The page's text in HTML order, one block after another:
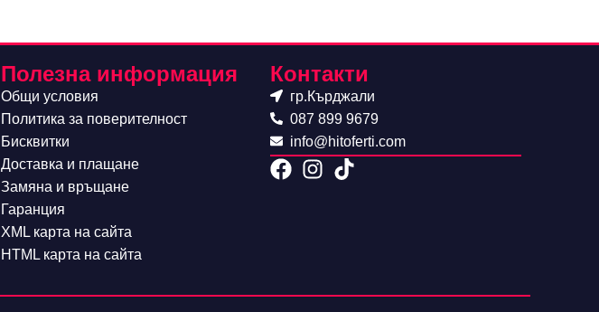
Полезна информация
Общи условия
Политика за поверителност
Бисквитки
Доставка и плащане
Замяна и връщане
Гаранция
XML карта на сайта
HTML карта на сайта
Контакти
гр.Кърджали
087 899 9679
info@hitoferti.com